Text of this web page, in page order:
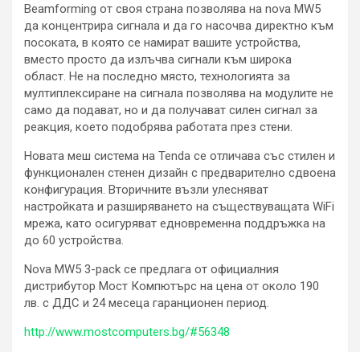
Beamforming от своя страна позволява на nova MW5
да концентрира сигнала и да го насочва директно към
посоката, в която се намират вашите устройства,
вместо просто да излъчва сигнали към широка
област. Не на последно място, технологията за
мултиплексиране на сигнала позволява на модулите не
само да подават, но и да получават силен сигнал за
реакция, което подобрява работата през стени.
Новата меш система на Tenda се отличава със стилен и
функционален стенен дизайн с предварително сдвоена
конфигурация. Вторичните възли улесняват
настройката и разширяването на съществуващата WiFi
мрежа, като осигуряват едновременна поддръжка на
до 60 устройства.
Nova MW5 3-pack се предлага от официалния
дистрибутор Мост Компютърс на цена от около 190
лв. с ДДС и 24 месеца гаранционен период.
http://www.mostcomputers.bg/#56348